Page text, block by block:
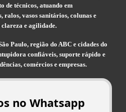
de técnicos, atuando em
ralos, vasos sanitários, colunas e
clareza e agilidade.
Paulo, região do ABC e cidades do
confiáveis, suporte rápido e
comércios e empresas.
no Whatsapp